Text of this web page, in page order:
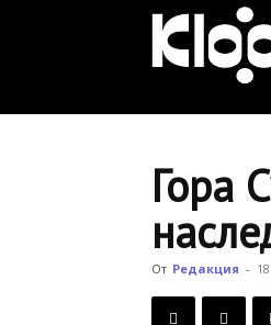
Гора
От Редакция -